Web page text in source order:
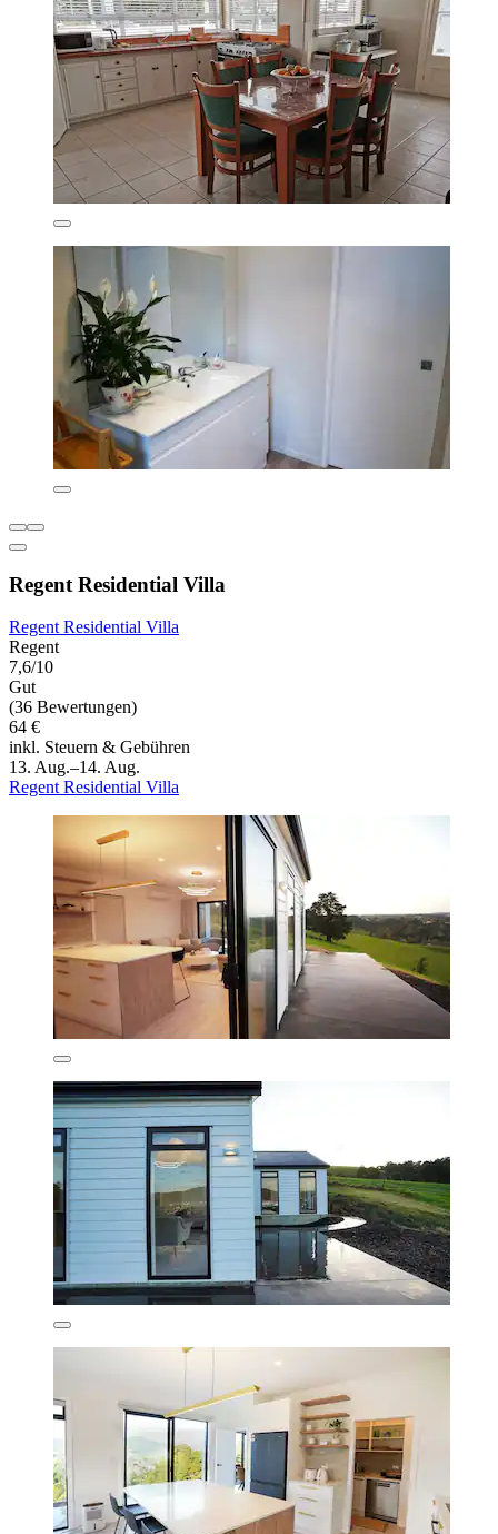
Regent Residential Villa
Regent Residential Villa
Regent
7,6/10
Gut
(36 Bewertungen)
64 €
inkl. Steuern & Gebühren
13. Aug.–14. Aug.
Regent Residential Villa